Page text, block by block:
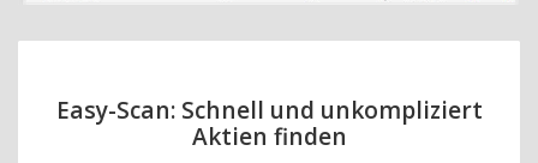
Easy-Scan: Schnell und unkompliziert
Aktien finden